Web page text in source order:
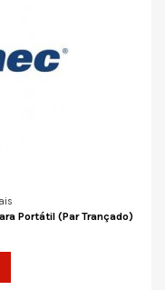
Portátil (Par Trançado)